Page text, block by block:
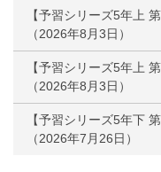
【予習シリーズ5年上
2026年8月3日
【予習シリーズ5年上
2026年8月3日
【予習シリーズ5年下
2026年7月26日